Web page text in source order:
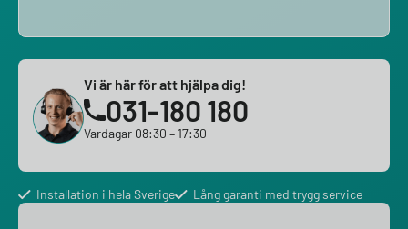
Vi är här för att hjälpa dig!
031-180 180
Vardagar 08:30 – 17:30
Installation i hela Sverige Lång garanti med trygg service